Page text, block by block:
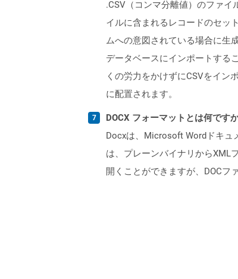
.CSV（コンマ分離値）のファ
イルに含まれるレコードのセッ
ムへの意図されている場合に生
データベースにインポートする
くの労力をかけずにCSVをイン
に配置されます。
DOCX フォーマットとは何です
Docxは、Microsoft Wordドキュ
は、プレーンバイナリからXML
開くことができますが、DOCフ